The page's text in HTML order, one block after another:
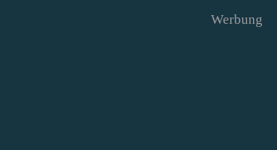
Werbung